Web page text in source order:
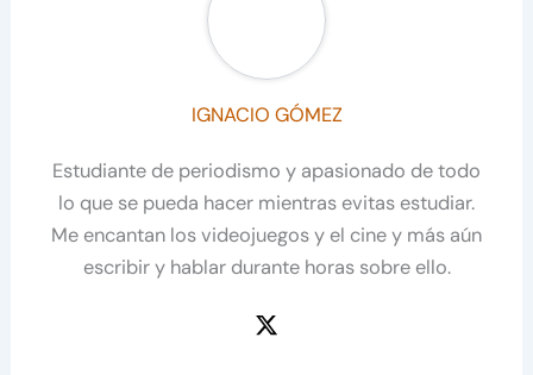
IGNACIO GÓMEZ
Estudiante de periodismo y apasionado de todo
lo que se pueda hacer mientras evitas estudiar.
Me encantan los videojuegos y el cine y más aún
escribir y hablar durante horas sobre ello.